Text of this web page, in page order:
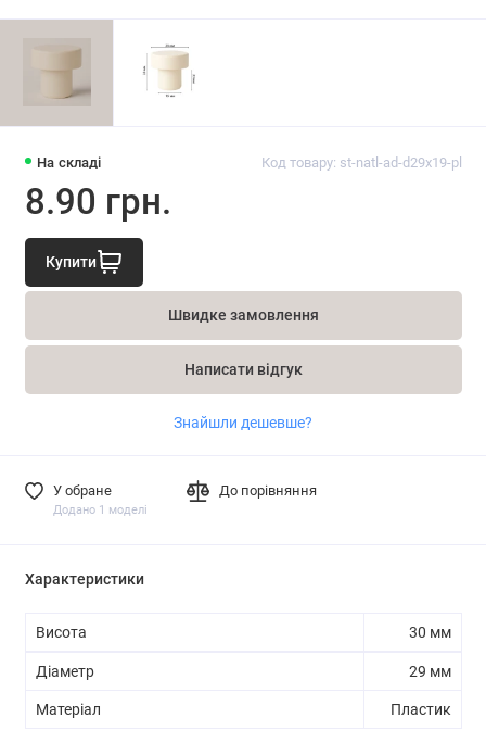
На складі Код товару: st-natl-ad-d29x19-pl
8.90 грн.
Купити
Швидке замовлення
Написати відгук
Знайшли дешевше?
У обране
Додано 1 моделі
До порівняння
Характеристики
Висота 30 мм
Діаметр 29 мм
Матеріал Пластик